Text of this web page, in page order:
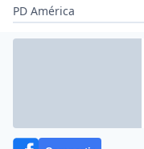
PD América
Archivado en: CÓDIGOXY